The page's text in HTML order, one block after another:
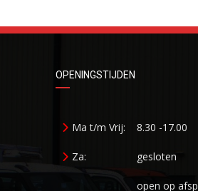
OPENINGSTIJDEN
Ma t/m Vrij: 8.30 -17.00
Za: gesloten
open op